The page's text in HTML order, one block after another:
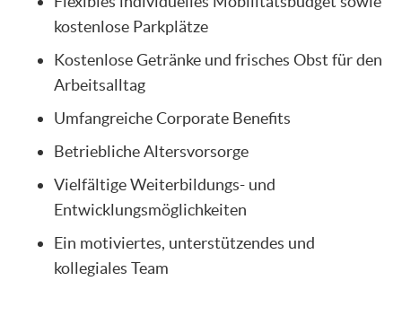
kostenlose Parkplätze
Kostenlose Getränke und frisches Obst für den
Arbeitsalltag
Umfangreiche Corporate Benefits
Betriebliche Altersvorsorge
Vielfältige Weiterbildungs- und
Entwicklungsmöglichkeiten
Ein motiviertes, unterstützendes und
kollegiales Team